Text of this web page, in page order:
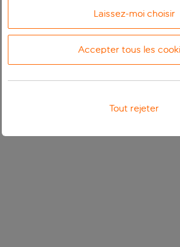
Laissez-moi choisir
Accepter tous les
Tout rejeter